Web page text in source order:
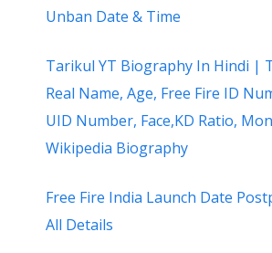
Unban Date & Time
Tarikul YT Biography In Hindi |
Real Name, Age, Free Fire ID
UID Number, Face,KD Ratio,
Wikipedia Biography
Free Fire India Launch Date
All Details